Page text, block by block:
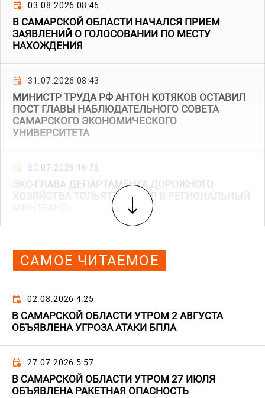
03.08.2026 08:46
В САМАРСКОЙ ОБЛАСТИ НАЧАЛСЯ ПРИЕМ
ЗАЯВЛЕНИЙ О ГОЛОСОВАНИИ ПО МЕСТУ
НАХОЖДЕНИЯ
31.07.2026 08:43
МИНИСТР ТРУДА РФ АНТОН КОТЯКОВ ОСТАВИЛ
ПОСТ ГЛАВЫ НАБЛЮДАТЕЛЬНОГО СОВЕТА
САМАРСКОГО ЭКОНОМИЧЕСКОГО
УНИВЕРСИТЕТА
30.07.2026 16:56
ЭКС-ГЛАВА ДЕПАРТАМЕНТА ДОРОЖНОГО
ХОЗЯЙСТВА ТОЛЬЯТТИ УШЕЛ В РЕГИОНАЛЬНЫЙ
САМОЕ ЧИТАЕМОЕ
02.08.2026 4:25
В САМАРСКОЙ ОБЛАСТИ УТРОМ 2 АВГУСТА
ОБЪЯВЛЕНА УГРОЗА АТАКИ БПЛА
27.07.2026 5:57
В САМАРСКОЙ ОБЛАСТИ УТРОМ 27 ИЮЛЯ
ОБЪЯВЛЕНА РАКЕТНАЯ ОПАСНОСТЬ